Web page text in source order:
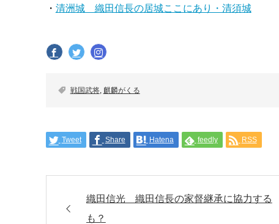
・ 清洲城 織田信長の居城ここにあり・清須城
戦国武将, 麒麟がくる
Tweet Share Hatena feedly RSS
織田信光 織田信長の家督継承に協力する
も？